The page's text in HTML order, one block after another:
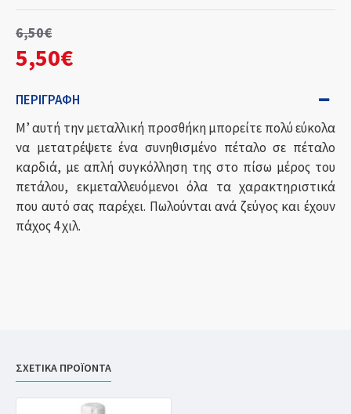
5,50€
6,50€
ΠΕΡΙΓΡΑΦΉ
Μ’ αυτή την μεταλλική προσθήκη μπορείτε πολύ εύκολα
να μετατρέψετε ένα συνηθισμένο πέταλο σε πέταλο
καρδιά, με απλή συγκόλληση της στο πίσω μέρος του
πετάλου, εκμεταλλευόμενοι όλα τα χαρακτηριστικά
που αυτό σας παρέχει. Πωλούνται ανά ζεύγος και έχουν
πάχος 4 χιλ.
ΣΧΕΤΙΚΑ ΠΡΟΪΟΝΤΑ